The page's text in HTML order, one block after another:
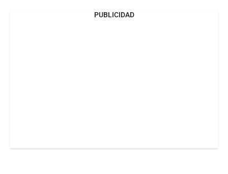
PUBLICIDAD